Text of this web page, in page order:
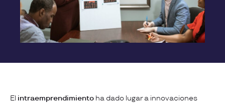
El intraemprendimiento ha dado lugar a innovaciones